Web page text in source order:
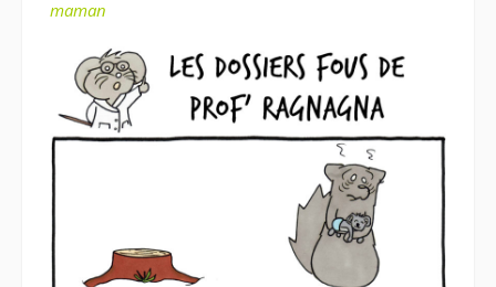
maman